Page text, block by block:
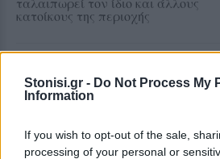
Stonisi.gr - Do Not Process My
Information
If you wish to opt-out of the sale,
processing of your personal or
κατοίκους της περιοχής
Η Αγιάσος τιμά τον Γιάννη
Χατζηβασιλείου
περιοδικού «ΑΓΙΑΣΟΣ», τη
Δευτέρα 10 Αυγούστου στο «Χάνι»